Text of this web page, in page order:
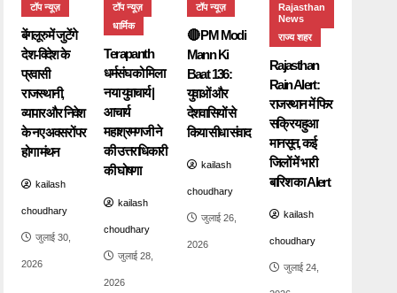
टॉप न्यूज़
बेंगलूरु में जुटेंगे
देश-विदेश के
प्रवासी
राजस्थानी,
व्यापार और निवेश
के नए अवसरों पर
होगा मंथन
kailash
choudhary
जुलाई 30,
2026
टॉप न्यूज़
धार्मिक
Terapanth
धर्मसंघ को मिला
नया युवाचार्य |
आचार्य
महाश्रमणजी ने
की उत्तराधिकारी
की घोषणा
kailash
choudhary
जुलाई 28,
2026
टॉप न्यूज़
🔴 PM Modi
Mann Ki
Baat 136:
युवाओं और
देशवासियों से
किया सीधा संवाद
kailash
choudhary
जुलाई 26,
2026
Rajasthan
News
राज्य शहर
Rajasthan
Rain Alert:
राजस्थान में फिर
सक्रिय हुआ
मानसून, कई
जिलों में भारी
बारिश का Alert
kailash
choudhary
जुलाई 24,